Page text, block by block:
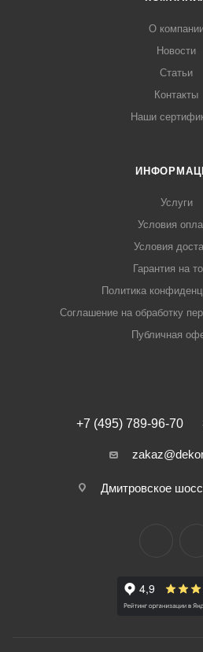
О
Новости
Статьи
Контакты
Наши
Услуги
Условия
Условия
Гарантия на
Политика
Соглашение на обработку
Публичная
+7 (495) 789-96-70
Дмитровское